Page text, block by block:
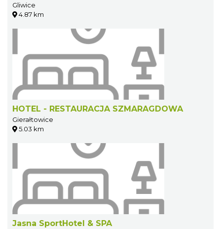
Gliwice
4.87 km
HOTEL - RESTAURACJA SZMARAGDOWA
Gierałtowice
5.03 km
Jasna SportHotel & SPA